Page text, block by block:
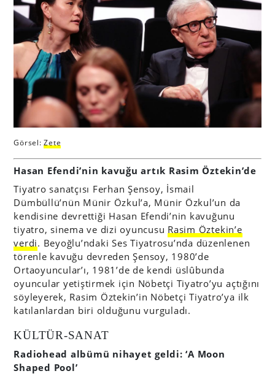
Görsel:Zete
Hasan Efendi’nin kavuğu artık Rasim Öztekin’de
Tiyatro sanatçısı Ferhan Şensoy, İsmail
Dümbüllü’nün Münir Özkul’a, Münir Özkul’un da
kendisine devrettiği Hasan Efendi’nin kavuğunu
tiyatro, sinema ve dizi oyuncusu Rasim Öztekin’e
verdi. Beyoğlu’ndaki Ses Tiyatrosu’nda düzenlenen
törenle kavuğu devreden Şensoy, 1980’de
Ortaoyuncular’ı, 1981’de de kendi üslûbunda
oyuncular yetiştirmek için Nöbetçi Tiyatro’yu açtığını
söyleyerek, Rasim Öztekin’in Nöbetçi Tiyatro’ya ilk
katılanlardan biri olduğunu vurguladı.
KÜLTÜR-SANAT
Radiohead albümü nihayet geldi: ‘A Moon
Shaped Pool’